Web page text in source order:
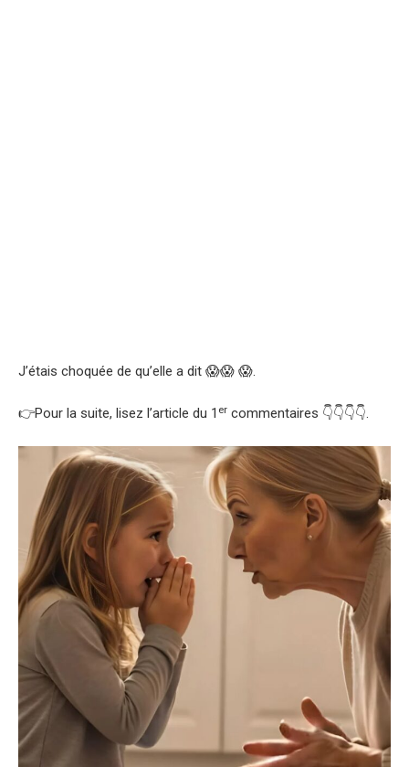
J’étais choquée de qu’elle a dit 😱😱 😱.
👉Pour la suite, lisez l’article du 1 er commentaires 👇👇👇👇.